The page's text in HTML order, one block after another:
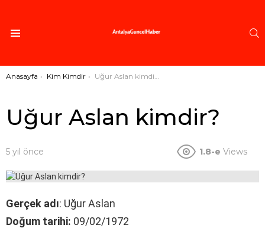
Buradasınız:
Anasayfa Kim Kimdir Uğur Aslan kimdir?
Uğur Aslan kimdir?
5 yıl önce 1.8-e Views
Gerçek adı: Uğur Aslan
Doğum tarihi: 09/02/1972